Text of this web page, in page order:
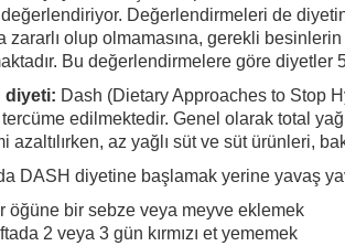
Değerlendirmeleri de
zararlı olup olmamasına, gerekli
Bu değerlendirmelere göre diyetler
diyeti: Dash (Dietary Approaches to Stop
edilmektedir. Genel olarak total yağ
azaltılırken, az yağlı süt ve süt ürünleri,
DASH diyetine başlamak yerine yavaş
öğüne bir sebze veya meyve eklemek
2 veya 3 gün kırmızı et yememek